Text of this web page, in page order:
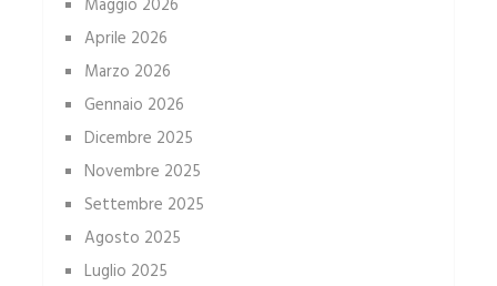
Maggio 2026
Aprile 2026
Marzo 2026
Gennaio 2026
Dicembre 2025
Novembre 2025
Settembre 2025
Agosto 2025
Luglio 2025